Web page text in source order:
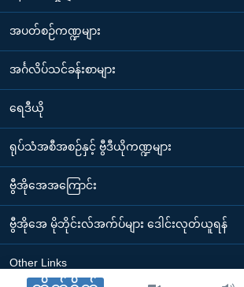
အပတ်စဉ်ကဏ္ဍများ
အင်္ဂလိပ်သင်ခန်းစာများ
ရေဒီယို
ရုပ်သံအစီအစဉ်နှင့် ဗွီဒီယိုကဏ္ဍများ
ဗွီအိုအေအကြောင်း
ဗွီအိုအေ မိုဘိုင်းလ်အက်ပ်များ ဒေါင်းလုတ်ယူရန်
Other Links